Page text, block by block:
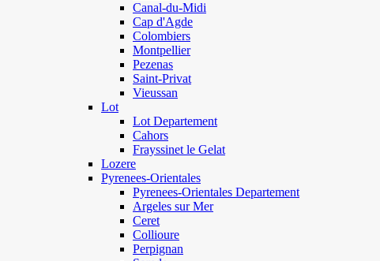
Canal-du-Midi
Cap d'Agde
Colombiers
Montpellier
Pezenas
Saint-Privat
Vieussan
Lot
Lot Departement
Cahors
Frayssinet le Gelat
Lozere
Pyrenees-Orientales
Pyrenees-Orientales Departement
Argeles sur Mer
Ceret
Collioure
Perpignan